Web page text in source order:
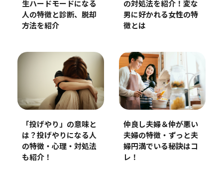
生ハードモードになる
人の特徴と診断、脱却
方法を紹介
の対処法を紹介！変な
男に好かれる女性の特
徴とは
「投げやり」の意味と
は？投げやりになる人
の特徴・心理・対処法
も紹介！
仲良し夫婦＆仲が悪い
夫婦の特徴・ずっと夫
婦円満でいる秘訣はコ
レ！